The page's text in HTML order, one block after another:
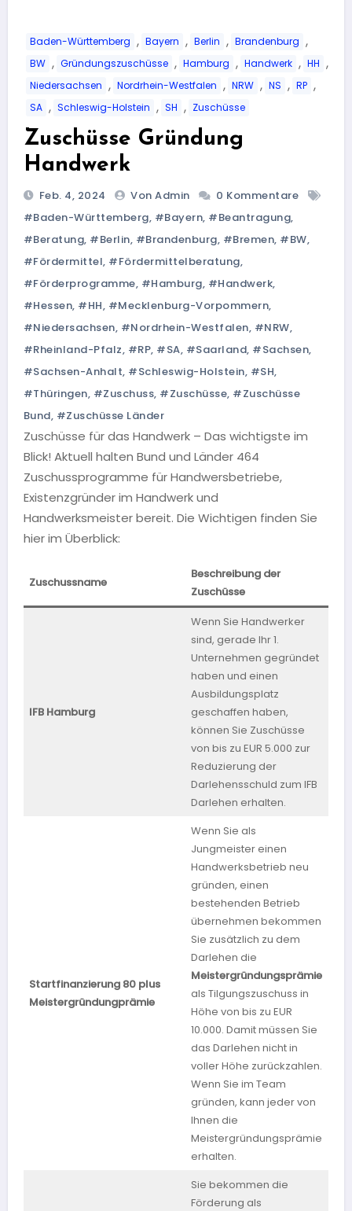
Baden-Württemberg , Bayern , Berlin , Brandenburg ,
BW , Gründungszuschüsse , Hamburg , Handwerk , HH ,
Niedersachsen , Nordrhein-Westfalen , NRW , NS , RP ,
SA , Schleswig-Holstein , SH , Zuschüsse
Zuschüsse Gründung
Handwerk
Feb. 4, 2024 Von Admin
0 Kommentare
#Baden-Württemberg, #Bayern, #Beantragung,
#Beratung, #Berlin, #Brandenburg, #Bremen, #BW,
#Fördermittel, #Fördermittelberatung,
#Förderprogramme, #Hamburg, #Handwerk,
#Hessen, #HH, #Mecklenburg-Vorpommern,
#Niedersachsen, #Nordrhein-Westfalen, #NRW,
#Rheinland-Pfalz, #RP, #SA, #Saarland, #Sachsen,
#Sachsen-Anhalt, #Schleswig-Holstein, #SH,
#Thüringen, #Zuschuss, #Zuschüsse, #Zuschüsse
Bund, #Zuschüsse Länder
Zuschüsse für das Handwerk – Das wichtigste im
Blick! Aktuell halten Bund und Länder 464
Zuschussprogramme für Handwersbetriebe,
Existenzgründer im Handwerk und
Handwerksmeister bereit. Die Wichtigen finden Sie
hier im Überblick:
Zuschussname
Beschreibung der
Zuschüsse
IFB Hamburg
Wenn Sie Handwerker
sind, gerade Ihr 1.
Unternehmen gegründet
haben und einen
Ausbildungsplatz
geschaffen haben,
können Sie Zuschüsse
von bis zu EUR 5.000 zur
Reduzierung der
Darlehensschuld zum IFB
Darlehen erhalten.
Startfinanzierung 80 plus
Meistergründungprämie
Wenn Sie als
Jungmeister einen
Handwerksbetrieb neu
gründen, einen
bestehenden Betrieb
übernehmen bekommen
Sie zusätzlich zu dem
Darlehen die
Meistergründungsprämie
als Tilgungszuschuss in
Höhe von bis zu EUR
10.000. Damit müssen Sie
das Darlehen nicht in
voller Höhe zurückzahlen.
Wenn Sie im Team
gründen, kann jeder von
Ihnen die
Meistergründungsprämie
erhalten.
Sie bekommen die
Förderung als